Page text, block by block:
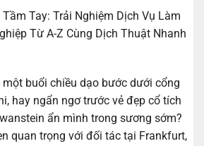
Tay: Trải Nghiệm Dịch Vụ Làm
Từ A-Z Cùng Dịch Thuật Nhanh
một buổi chiều dạo bước dưới cổng
hay ngẩn ngơ trước vẻ đẹp cổ tích
ẩn mình trong sương sớm?
quan trọng với đối tác tại Frankfurt,